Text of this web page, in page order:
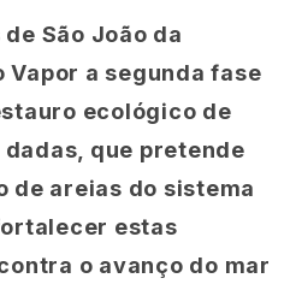
São João da
Vapor a segunda fase
ecológico de
que pretende
de areias do sistema
estas
o avanço do mar